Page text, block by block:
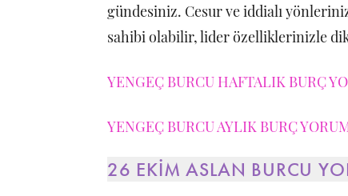
gündesiniz. Cesur ve iddialı
sahibi olabilir, lider özelliklerinizle
YENGEÇ BURCU HAFTALIK BURÇ
YENGEÇ BURCU AYLIK BURÇ
26 EKİM ASLAN BURCU